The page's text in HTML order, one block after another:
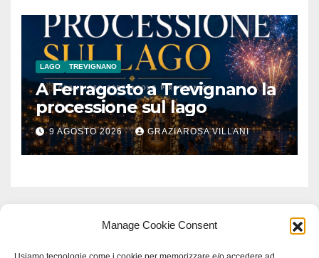
Manage Cookie Consent
LAGO TREVIGNANO
A Ferragosto a Trevignano la
processione sul lago
9 AGOSTO 2026 GRAZIAROSA VILLANI